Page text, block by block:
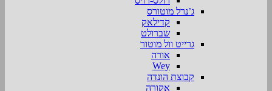
ג’נרל מוטורס
קדילאק
שברולט
גרייט וול מוטור
אורה
Wey
קבוצת הונדה
אקורה